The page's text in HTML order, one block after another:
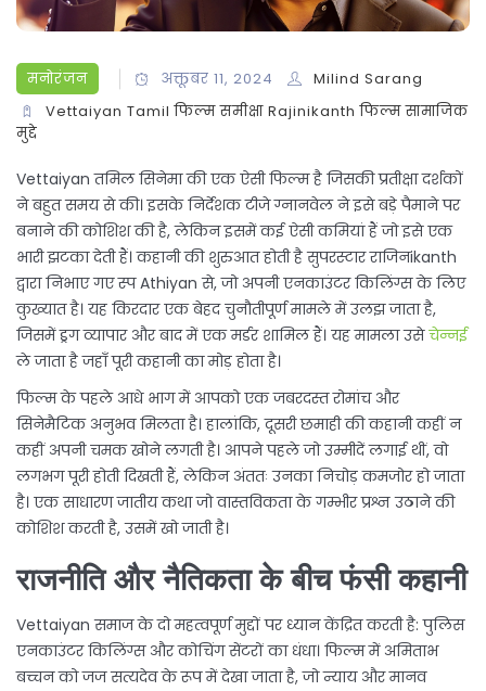
मनोरंजन अक्तूबर 11, 2024
Milind Sarang
Vettaiyan Tamil फिल्म समीक्षा Rajinikanth फिल्म सामाजिक
मुद्दे
Vettaiyan तमिल सिनेमा की एक ऐसी फिल्म है जिसकी प्रतीक्षा दर्शकों
ने बहुत समय से की। इसके निर्देशक टीजे ग्नानवेल ने इसे बड़े पैमाने पर
बनाने की कोशिश की है, लेकिन इसमें कई ऐसी कमियां हैं जो इसे एक
भारी झटका देती हैं। कहानी की शुरुआत होती है सुपरस्टार राजिनikanth
द्वारा निभाए गए स्प Athiyan से, जो अपनी एनकाउंटर किलिंग्स के लिए
कुख्यात है। यह किरदार एक बेहद चुनौतीपूर्ण मामले में उलझ जाता है,
जिसमें ड्रग व्यापार और बाद में एक मर्डर शामिल हैं। यह मामला उसेचेन्नई
ले जाता है जहाँ पूरी कहानी का मोड़ होता है।
फिल्म के पहले आधे भाग में आपको एक जबरदस्त रोमांच और
सिनेमैटिक अनुभव मिलता है। हालांकि, दूसरी छमाही की कहानी कहीं न
कहीं अपनी चमक खोने लगती है। आपने पहले जो उम्मीदें लगाई थीं, वो
लगभग पूरी होती दिखती हैं, लेकिन अंततः उनका निचोड़ कमजोर हो जाता
है। एक साधारण जातीय कथा जो वास्तविकता के गम्भीर प्रश्न उठाने की
कोशिश करती है, उसमें खो जाती है।
राजनीति और नैतिकता के बीच फंसी कहानी
Vettaiyan समाज के दो महत्वपूर्ण मुद्दों पर ध्यान केंद्रित करती है: पुलिस
एनकाउंटर किलिंग्स और कोचिंग सेंटरों का धंधा। फिल्म में अमिताभ
बच्चन को जज सत्यदेव के रूप में देखा जाता है, जो न्याय और मानव